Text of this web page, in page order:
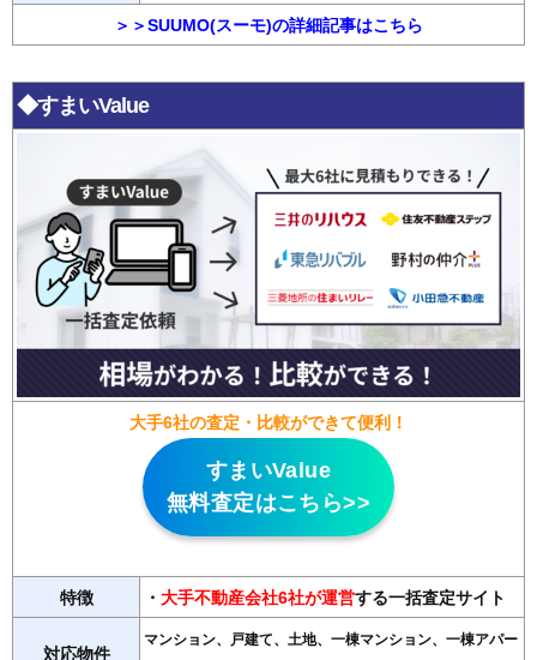
＞＞SUUMO(スーモ)の詳細記事はこちら
◆すまいValue
大手6社の査定・比較ができて便利！
すまいValue
無料査定はこちら>>
特徴 ・ 大手不動産会社6社が運営する一括査定サイト
対応物件
マンション、戸建て、土地、一棟マンション、一棟アパー